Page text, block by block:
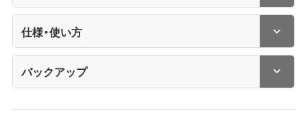
仕様・使い方
バックアップ